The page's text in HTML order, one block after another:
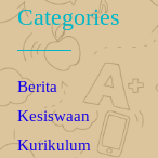
Categories
Berita
Kesiswaan
Kurikulum